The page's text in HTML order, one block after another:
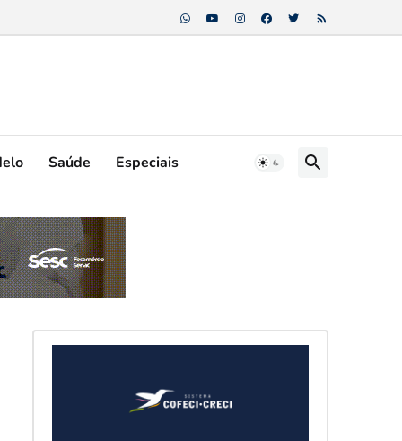
Saúde Especiais